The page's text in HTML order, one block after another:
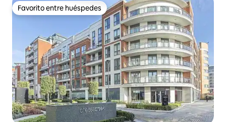
Favorito entre huéspedes
Favorito entre huéspedes